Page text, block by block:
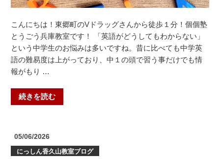
こんにちは！東郷町のVドラッグさんから徒歩１分！個個塾
とうごう兵庫教室です！ 「英語がどうしてもわからない」
という中学生のお悩みは多いですね。昔に比べても中学英
語の難易度は上がっており、中１の頭で習う事だけでも情
報がもり …
“英
語
コ
続きを読む
投
日:
05/06/2026
にっしん香久山教室ブログ